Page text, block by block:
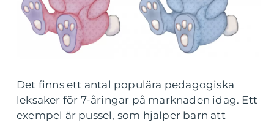
Det finns ett antal populära pedagogiska
leksaker för 7-åringar på marknaden idag. Ett
exempel är pussel, som hjälper barn att